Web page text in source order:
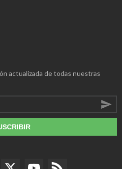
actualizada de todas nuestras